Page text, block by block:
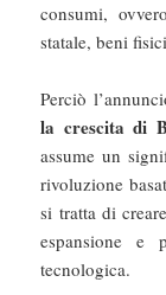
consumi,
statale, beni
Perciò
la crescita di
assume un
rivoluzione
si tratta di
espansione e
tecnologica.